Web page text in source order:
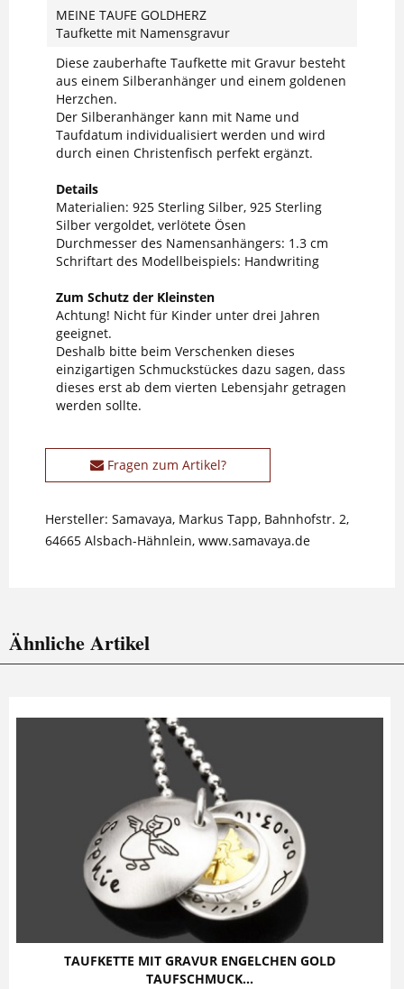
MEINE TAUFE GOLDHERZ
Taufkette mit Namensgravur
Diese zauberhafte Taufkette mit Gravur besteht
aus einem Silberanhänger und einem goldenen
Herzchen.
Der Silberanhänger kann mit Name und
Taufdatum individualisiert werden und wird
durch einen Christenfisch perfekt ergänzt.
Details
Materialien: 925 Sterling Silber, 925 Sterling
Silber vergoldet, verlötete Ösen
Durchmesser des Namensanhängers: 1.3 cm
Schriftart des Modellbeispiels: Handwriting
Zum Schutz der Kleinsten
Achtung! Nicht für Kinder unter drei Jahren
geeignet.
Deshalb bitte beim Verschenken dieses
einzigartigen Schmuckstückes dazu sagen, dass
dieses erst ab dem vierten Lebensjahr getragen
werden sollte.
Fragen zum Artikel?
Hersteller: Samavaya, Markus Tapp, Bahnhofstr. 2,
64665 Alsbach-Hähnlein, www.samavaya.de
Ähnliche Artikel
TAUFKETTE MIT GRAVUR ENGELCHEN GOLD
TAUFSCHMUCK...